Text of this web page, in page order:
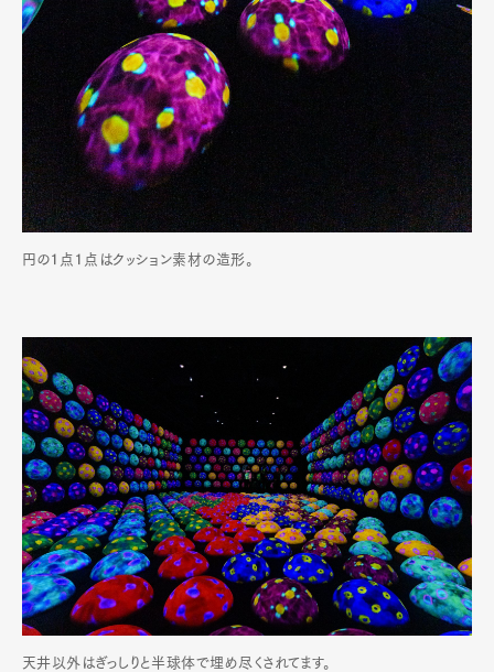
円の１点１点はクッション素材の造形。
天井以外はぎっしりと半球体で埋め尽くされてます。